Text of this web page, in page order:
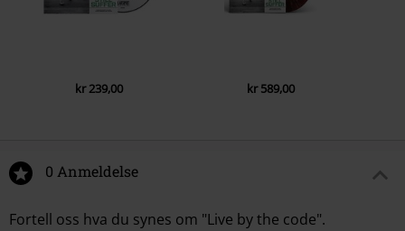
kr 239,00 kr 589,00
0 Anmeldelse
Fortell oss hva du synes om "Live by the code".